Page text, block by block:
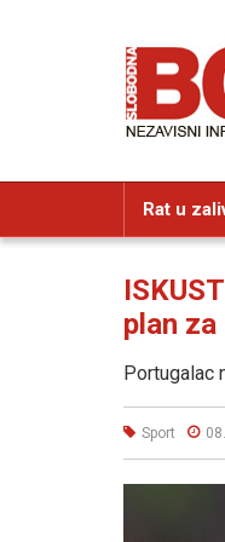
Rat u
plan
Portugalac
Sport